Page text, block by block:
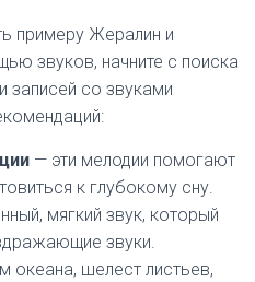
примеру Жералин и
звуков, начните с поиска
записей со звуками
— эти мелодии помогают
к глубокому сну.
мягкий звук, который
звуки.
океана, шелест листьев,